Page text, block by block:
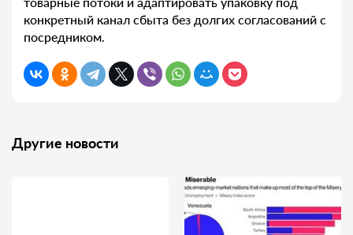
конкретный канал сбыта без долгих согласований с
посредником.
Другие новости